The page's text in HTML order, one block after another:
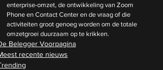
enterprise-omzet, de ontwikkeling van Zoom
Phone en Contact Center en de vraag of die
activiteiten groot genoeg worden om de totale
omzetgroei duurzaam op te krikken.
Belegger Voorpagina
recente nieuws